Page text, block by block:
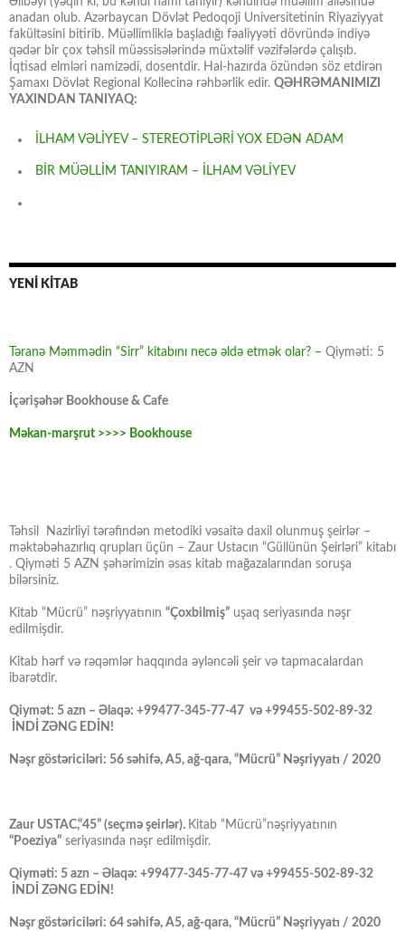
anadan olub. Azərbaycan Dövlət Pedoqoji Universitetinin Riyaziyyat
fakültəsini bitirib. Müəllimliklə başladığı fəaliyyəti dövründə indiyə
qədər bir çox təhsil müəssisələrində müxtəlif vəzifələrdə çalışıb.
İqtisad elmləri namizədi, dosentdir. Hal-hazırda özündən söz etdirən
Şamaxı Dövlət Regional Kollecinə rəhbərlik edir. QƏHRƏMANIMIZI
YAXINDAN TANIYAQ:
İLHAM VƏLİYEV – STEREOTİPLƏRİ YOX EDƏN ADAM
BİR MÜƏLLİM TANIYIRAM – İLHAM VƏLİYEV
YENİ KİTAB
Təranə Məmmədin “Sirr” kitabını necə əldə etmək olar? – Qiyməti: 5
AZN
İçərişəhər Bookhouse & Cafe
Məkan-marşrut >>>> Bookhouse
Təhsil Nazirliyi tərəfindən metodiki vəsaitə daxil olunmuş şeirlər –
məktəbəhazırlıq qrupları üçün – Zaur Ustacın “Güllünün Şeirləri” kitabı
. Qiyməti 5 AZN şəhərimizin əsas kitab mağazalarından soruşa
bilərsiniz.
Kitab “Mücrü” nəşriyyatının “Çoxbilmiş” uşaq seriyasında nəşr
edilmişdir.
Kitab hərf və rəqəmlər haqqında əyləncəli şeir və tapmacalardan
ibarətdir.
Qiymət: 5 azn – Əlaqə: +99477-345-77-47 və +99455-502-89-32
İNDİ ZƏNG EDİN!
Nəşr göstəriciləri: 56 səhifə, A5, ağ-qara, “Mücrü” Nəşriyyatı / 2020
Zaur USTAC,“45” (seçmə şeirlər). Kitab “Mücrü”nəşriyyatının
“Poeziya” seriyasında nəşr edilmişdir.
Qiyməti: 5 azn – Əlaqə: +99477-345-77-47 və +99455-502-89-32
İNDİ ZƏNG EDİN!
Nəşr göstəriciləri: 64 səhifə, A5, ağ-qara, “Mücrü” Nəşriyyatı / 2020